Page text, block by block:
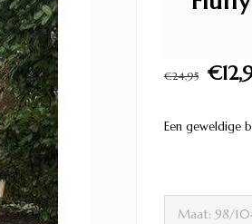
€24,95
Een geweldige
Maat: 98/